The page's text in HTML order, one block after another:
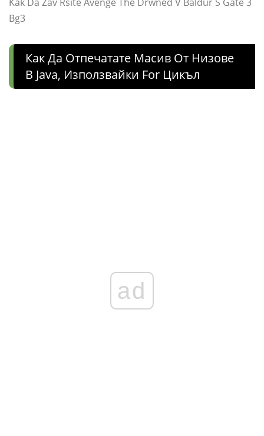
Bg3
Как Да Отпечатате Масив От Низове
В Java, Използвайки For Цикъл
ad